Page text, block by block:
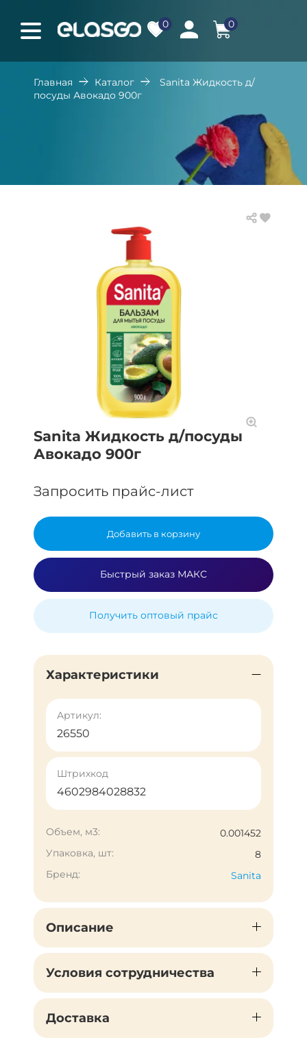
0 0
Главная Каталог
Sanita Жидкость д/
посуды Авокадо 900г
Sanita Жидкость д/посуды
Авокадо 900г
Запросить прайс-лист
Добавить в корзину
Быстрый заказ МАКС
Получить оптовый прайс
Характеристики
Артикул:
26550
Штрихкод
4602984028832
Объем, м3:
0.001452
Упаковка, шт:
8
Бренд:
Sanita
Описание
Условия сотрудничества
Доставка